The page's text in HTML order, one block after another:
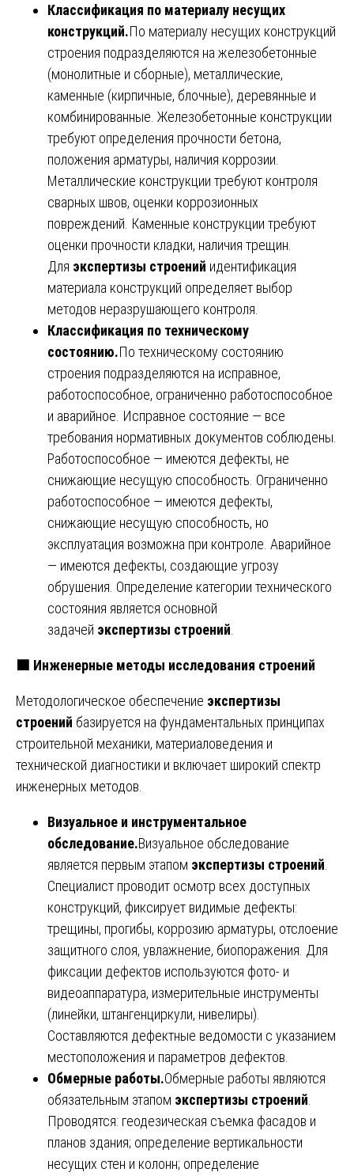
Классификация по материалу несущих
конструкций.По материалу несущих конструкций
строения подразделяются на железобетонные
(монолитные и сборные), металлические,
каменные (кирпичные, блочные), деревянные и
комбинированные. Железобетонные конструкции
требуют определения прочности бетона,
положения арматуры, наличия коррозии.
Металлические конструкции требуют контроля
сварных швов, оценки коррозионных
повреждений. Каменные конструкции требуют
оценки прочности кладки, наличия трещин.
Для экспертизы строений идентификация
материала конструкций определяет выбор
методов неразрушающего контроля.
Классификация по техническому
состоянию.По техническому состоянию
строения подразделяются на исправное,
работоспособное, ограниченно работоспособное
и аварийное. Исправное состояние — все
требования нормативных документов соблюдены.
Работоспособное — имеются дефекты, не
снижающие несущую способность. Ограниченно
работоспособное — имеются дефекты,
снижающие несущую способность, но
эксплуатация возможна при контроле. Аварийное
— имеются дефекты, создающие угрозу
обрушения. Определение категории технического
состояния является основной
задачей экспертизы строений
🟩 Инженерные методы исследования строений
Методологическое обеспечение экспертизы
строений базируется на фундаментальных принципах
строительной механики, материаловедения и
технической диагностики и включает широкий спектр
инженерных методов.
Визуальное и инструментальное
обследование.Визуальное обследование
является первым этапом экспертизы строений
Специалист проводит осмотр всех доступных
конструкций, фиксирует видимые дефекты:
трещины, прогибы, коррозию арматуры, отслоение
защитного слоя, увлажнение, биопоражения. Для
фиксации дефектов используются фото- и
видеоаппаратура, измерительные инструменты
(линейки, штангенциркули, нивелиры).
Составляются дефектные ведомости с указанием
местоположения и параметров дефектов.
Обмерные работы.Обмерные работы являются
обязательным этапом экспертизы строений
Проводятся: геодезическая съемка фасадов и
планов здания; определение вертикальности
несущих стен и колонн; определение